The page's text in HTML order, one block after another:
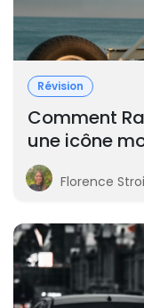
Révision
Comment
une icône
Florence